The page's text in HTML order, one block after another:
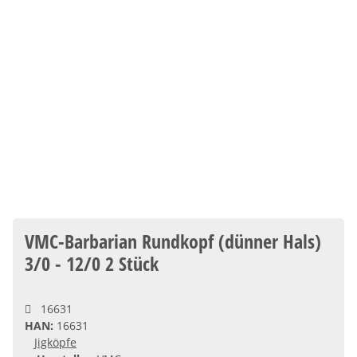
VMC-Barbarian Rundkopf (dünner Hals)
3/0 - 12/0 2 Stück
16631
HAN: 16631
Jigköpfe